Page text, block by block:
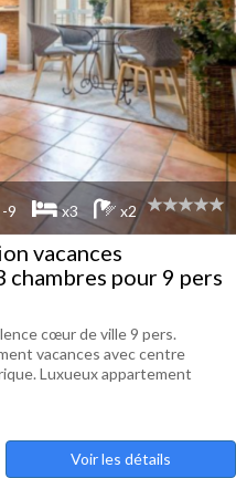
9 x3 x2
vacances
chambres pour 9 pers
cœur de ville 9 pers.
vacances avec centre
Luxueux appartement
Voir les détails